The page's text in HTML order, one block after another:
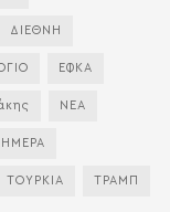
ΔΙΕΘΝΗ
ΕΦΚΑ
ΝΕΑ
ΤΟΥΡΚΙΑ ΤΡΑΜΠ